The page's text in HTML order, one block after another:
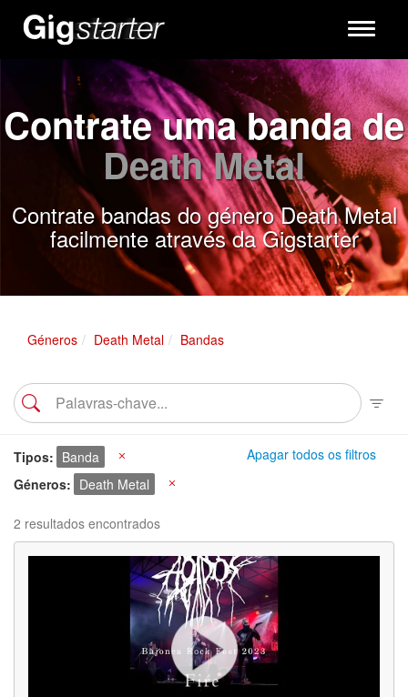
Toggle
Contrate uma banda de
Death Metal
Contrate bandas do género Death Metal
facilmente através da Gigstarter
Géneros Death Metal Bandas
Apagar todos os filtros
Tipos Banda
Géneros
Death Metal
2 resultados encontrados